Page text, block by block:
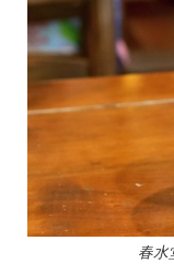
春水